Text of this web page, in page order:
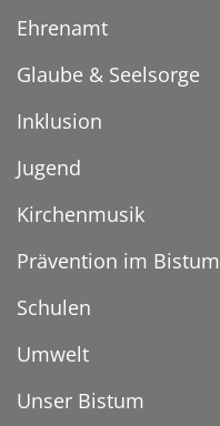
Ehrenamt
Glaube & Seelsorge
Inklusion
Jugend
Kirchenmusik
Prävention im Bistum
Schulen
Umwelt
Unser Bistum